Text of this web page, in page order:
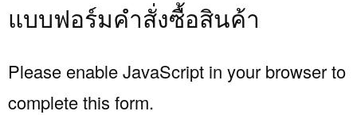
แบบฟอร์มคำสั่งซื้อสินค้า
Please enable JavaScript in your browser to
complete this form.